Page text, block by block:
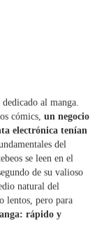
al manga.
cómics, un negocio
electrónica tenían
del
se leen en el
de su valioso
natural del
lentos, pero para
rápido y